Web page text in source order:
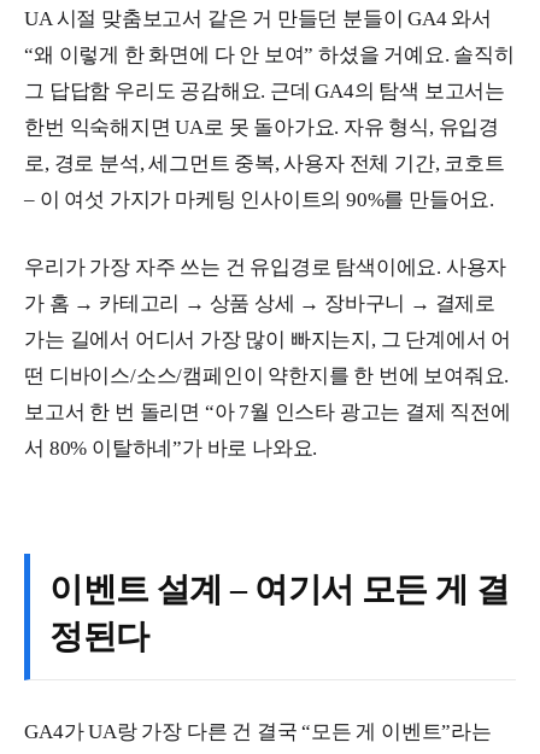
UA 시절 맞춤보고서 같은 거 만들던 분들이 GA4 와서
“왜 이렇게 한 화면에 다 안 보여” 하셨을 거예요. 솔직히
그 답답함 우리도 공감해요. 근데 GA4의 탐색 보고서는
한번 익숙해지면 UA로 못 돌아가요. 자유 형식, 유입경
로, 경로 분석, 세그먼트 중복, 사용자 전체 기간, 코호트
– 이 여섯 가지가 마케팅 인사이트의 90%를 만들어요.
우리가 가장 자주 쓰는 건 유입경로 탐색이에요. 사용자
가 홈 → 카테고리 → 상품 상세 → 장바구니 → 결제로
가는 길에서 어디서 가장 많이 빠지는지, 그 단계에서 어
떤 디바이스/소스/캠페인이 약한지를 한 번에 보여줘요.
보고서 한 번 돌리면 “아 7월 인스타 광고는 결제 직전에
서 80% 이탈하네”가 바로 나와요.
이벤트 설계 – 여기서 모든 게 결
정된다
GA4가 UA랑 가장 다른 건 결국 “모든 게 이벤트”라는